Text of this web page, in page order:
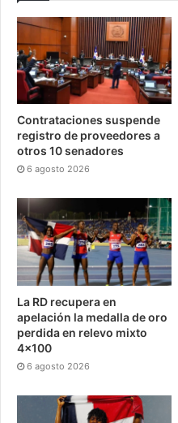
Contrataciones suspende
registro de proveedores a
otros 10 senadores
6 agosto 2026
La RD recupera en
apelación la medalla de oro
perdida en relevo mixto
4×100
6 agosto 2026